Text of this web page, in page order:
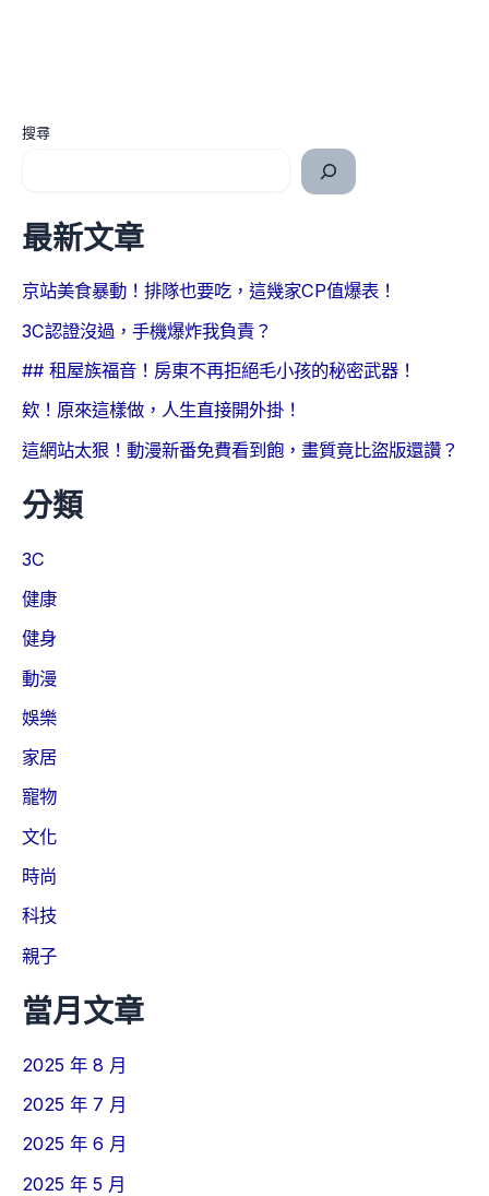
搜尋
最新文章
京站美食暴動！排隊也要吃，這幾家CP值爆表！
3C認證沒過，手機爆炸我負責？
## 租屋族福音！房東不再拒絕毛小孩的秘密武器！
欸！原來這樣做，人生直接開外掛！
這網站太狠！動漫新番免費看到飽，畫質竟比盜版還讚？
分類
3C
健康
健身
動漫
娛樂
家居
寵物
文化
時尚
科技
親子
當月文章
2025 年 8 月
2025 年 7 月
2025 年 6 月
2025 年 5 月